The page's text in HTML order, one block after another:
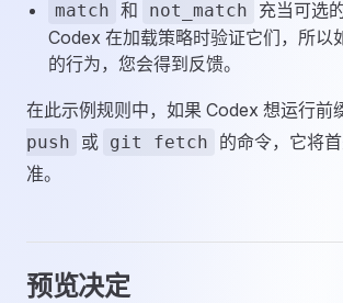
match 和 not_match
充当可选
Codex 在加载策略时验证它们，所以
的行为，您会得到反馈。
在此示例规则中，如果 Codex 想运行前
push
或 git fetch
的命令，它将
准。
预览决定